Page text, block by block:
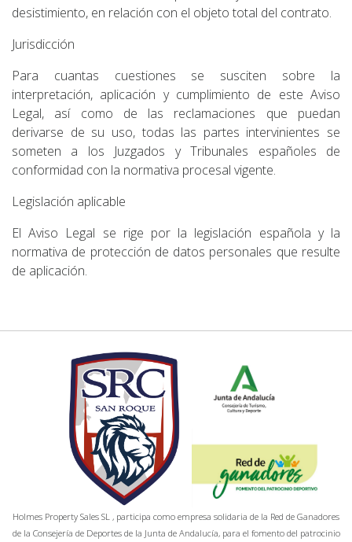
desistimiento, en relación con el objeto total del contrato.
Jurisdicción
Para cuantas cuestiones se susciten sobre la
interpretación, aplicación y cumplimiento de este Aviso
Legal, así como de las reclamaciones que puedan
derivarse de su uso, todas las partes intervinientes se
someten a los Juzgados y Tribunales españoles de
conformidad con la normativa procesal vigente.
Legislación aplicable
El Aviso Legal se rige por la legislación española y la
normativa de protección de datos personales que resulte
de aplicación.
Holmes Property Sales SL , participa como empresa solidaria de la Red de Ganadores
de la Consejería de Deportes de la Junta de Andalucía, para el fomento del patrocinio